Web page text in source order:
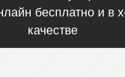
бесплатно и в
качестве